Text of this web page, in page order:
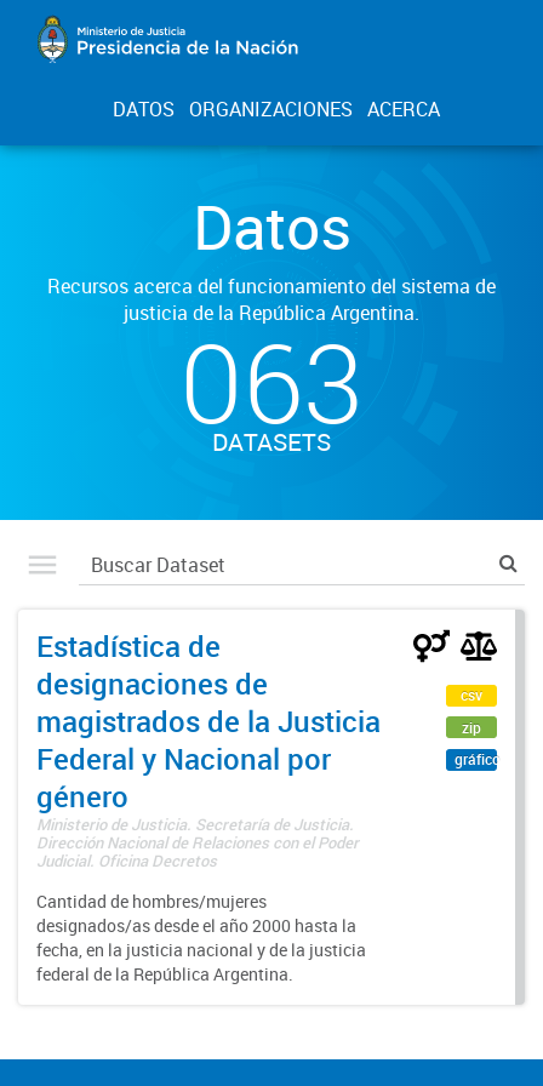
DATOS ORGANIZACIONES ACERCA
Datos
Recursos acerca del funcionamiento del sistema de
justicia de la República Argentina.
063
DATASETS
Estadística de
designaciones de
magistrados de la Justicia
Federal y Nacional por
género
Ministerio de Justicia. Secretaría de Justicia.
Dirección Nacional de Relaciones con el Poder
Judicial. Oficina Decretos
Cantidad de hombres/mujeres
designados/as desde el año 2000 hasta la
fecha, en la justicia nacional y de la justicia
federal de la República Argentina.
csv
zip
gráfico